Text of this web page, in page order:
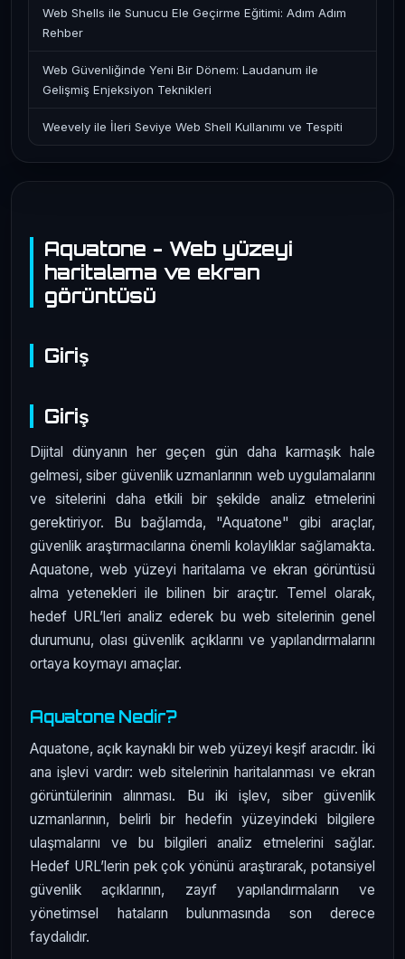
Aquatone - Web yüzeyi
haritalama ve ekran
görüntüsü
Giriş
Giriş
Dijital dünyanın her geçen gün daha karmaşık hale
gelmesi, siber güvenlik uzmanlarının web uygulamalarını
ve sitelerini daha etkili bir şekilde analiz etmelerini
gerektiriyor. Bu bağlamda, "Aquatone" gibi araçlar,
güvenlik araştırmacılarına önemli kolaylıklar sağlamakta.
Aquatone, web yüzeyi haritalama ve ekran görüntüsü
alma yetenekleri ile bilinen bir araçtır. Temel olarak,
hedef URL’leri analiz ederek bu web sitelerinin genel
durumunu, olası güvenlik açıklarını ve yapılandırmalarını
ortaya koymayı amaçlar.
Aquatone Nedir?
Aquatone, açık kaynaklı bir web yüzeyi keşif aracıdır. İki
ana işlevi vardır: web sitelerinin haritalanması ve ekran
görüntülerinin alınması. Bu iki işlev, siber güvenlik
uzmanlarının, belirli bir hedefin yüzeyindeki bilgilere
ulaşmalarını ve bu bilgileri analiz etmelerini sağlar.
Hedef URL’lerin pek çok yönünü araştırarak, potansiyel
güvenlik açıklarının, zayıf yapılandırmaların ve
yönetimsel hataların bulunmasında son derece
faydalıdır.
Web Shells ile Sunucu Ele Geçirme Eğitimi: Adım Adım
Rehber
Web Güvenliğinde Yeni Bir Dönem: Laudanum ile
Gelişmiş Enjeksiyon Teknikleri
Weevely ile İleri Seviye Web Shell Kullanımı ve Tespiti